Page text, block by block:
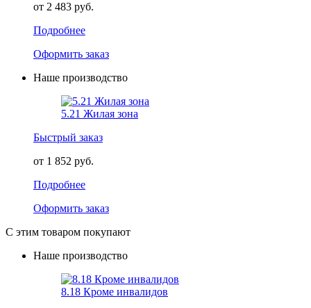
от 2 483 руб.
Подробнее
Оформить заказ
Наше производство
5.21 Жилая зона
Быстрый заказ
от 1 852 руб.
Подробнее
Оформить заказ
С этим товаром покупают
Наше производство
8.18 Кроме инвалидов